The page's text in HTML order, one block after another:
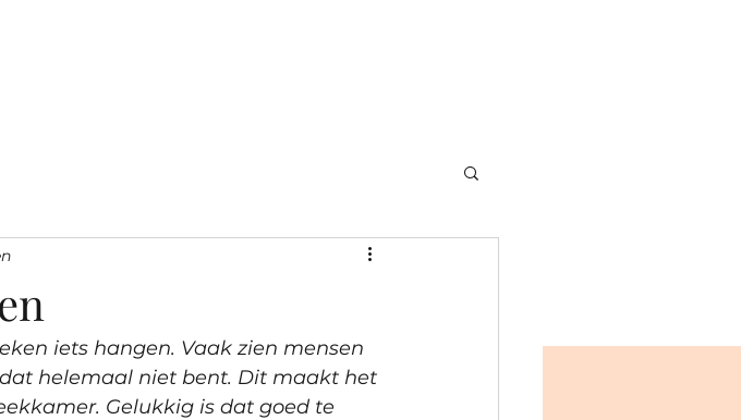
iets hangen. Vaak zien mensen
helemaal niet bent. Dit maakt het
Gelukkig is dat goed te